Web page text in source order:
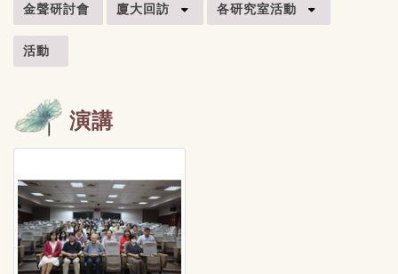
金聲研討會 廈大回訪 各研究室活動
活動
演講